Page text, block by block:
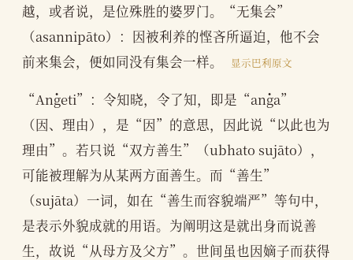
越，或者说，是位殊胜的婆罗门。“无集会”
（asannipāto）：因被利养的悭吝所逼迫，他不会
前来集会，便如同没有集会一样。
显示巴利原文
“Aṅgeti”：令知晓，令了知，即是“aṅga”
（因、理由），是“因”的意思，因此说“以此也为
理由”。若只说“双方善生”（ubhato sujāto），
可能被理解为从某两方面善生。而“善生”
（sujāta）一词，如在“善生而容貌端严”等句中，
是表示外貌成就的用语。为阐明这是就出身而说善
生，故说“从母方及父方”。世间虽也因嫡子而获得